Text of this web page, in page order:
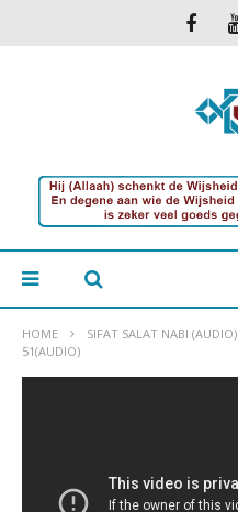
HOME SIFAT SALAT NABI (AUDIO)
51(AUDIO)